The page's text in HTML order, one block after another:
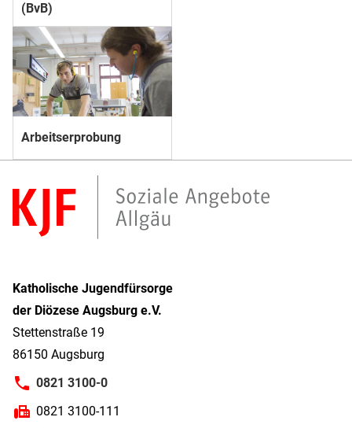
(BvB)
Arbeitserprobung
Katholische Jugendfürsorge
der Diözese Augsburg e.V.
Stettenstraße 19
86150 Augsburg
0821 3100-0
0821 3100-111